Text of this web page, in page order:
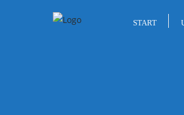
START